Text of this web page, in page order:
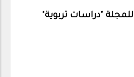
"دراسات تربوية"